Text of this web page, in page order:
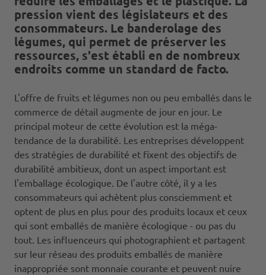
pression vient des législateurs et des
consommateurs. Le banderolage des
légumes, qui permet de préserver les
ressources, s'est établi en de nombreux
endroits comme un standard de facto.
L'offre de fruits et légumes non ou peu emballés dans le
commerce de détail augmente de jour en jour. Le
principal moteur de cette évolution est la méga-
tendance de la durabilité. Les entreprises développent
des stratégies de durabilité et fixent des objectifs de
durabilité ambitieux, dont un aspect important est
l'emballage écologique. De l'autre côté, il y a les
consommateurs qui achètent plus consciemment et
optent de plus en plus pour des produits locaux et ceux
qui sont emballés de manière écologique - ou pas du
tout. Les influenceurs qui photographient et partagent
sur leur réseau des produits emballés de manière
inappropriée sont monnaie courante et peuvent nuire